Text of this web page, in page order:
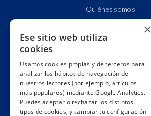
Quiénes somos
Alianzas y redes
Impacto
Premios
Formación
Código ético
×
Ese sitio web utiliza
cookies
Usamos cookies propias y de terceros para
analizar los hábitos de navegación de
nuestros lectores (por ejemplo, artículos
más populares) mediante Google Analytics.
Puedes aceptar o rechazar los distintos
tipos de cookies, y cambiar tu configuración